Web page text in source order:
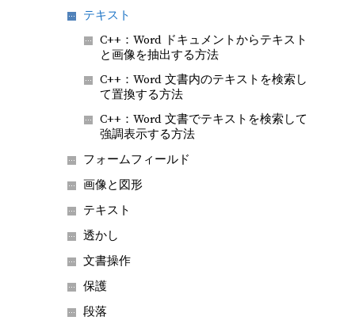
テキスト
C++：Word ドキュメントからテキスト
と画像を抽出する方法
C++：Word 文書内のテキストを検索し
て置換する方法
C++：Word 文書でテキストを検索して
強調表示する方法
フォームフィールド
画像と図形
テキスト
透かし
文書操作
保護
段落